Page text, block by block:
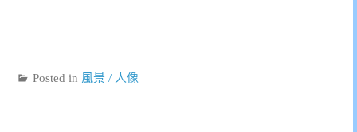
Posted in 風景 / 人像